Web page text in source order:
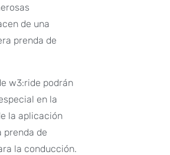
de una
prenda de
w3:ride podrán
en la
la aplicación
prenda de
la conducción.